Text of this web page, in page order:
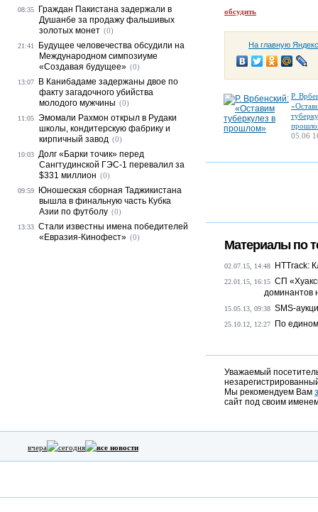
обсудить
На главную
Р.
05.06
Материалы по
02.07.15, 14:48 HTTrack:
22.01.15, 16:15 СП
доминантов
15.05.13, 09:38 SMS-
25.10.12, 12:27 По
Уважаемый
Мы рекомендуем Вам
сайт под своим
08:35
Граждан Пакистана задержали в
Душанбе за продажу фальшивых
золотых монет (0)
21:41
Будущее человечества обсудили на
Международном симпозиуме
«Создавая будущее» (0)
13:07
В Канибадаме задержаны двое по
факту загадочного убийства
молодого мужчины (0)
11:05 Эмомали Рахмон открыл в Рудаки
школы, кондитерскую фабрику и
кирпичный завод (0)
10:03 Долг «Барки точик» перед
Сангтудинской ГЭС-1 перевалил за
$331 миллион (0)
09:59
Юношеская сборная Таджикистана
вышла в финальную часть Кубка
Азии по футболу (0)
13:33 Стали известны имена победителей
«Евразия-Кинофест» (0)
вчера сегодня все новости